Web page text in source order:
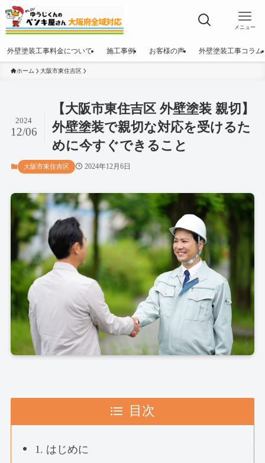
メニュー
外壁塗装工事料金について 施工事例 お客様の声 外壁塗装工事コラム
ホーム 大阪市東住吉区
【大阪市東住吉区 外壁塗装 親切】
外壁塗装で親切な対応を受けるた
めに今すぐできること
2024
12/06
大阪市東住吉区 2024年12月6日
目次
1. はじめに